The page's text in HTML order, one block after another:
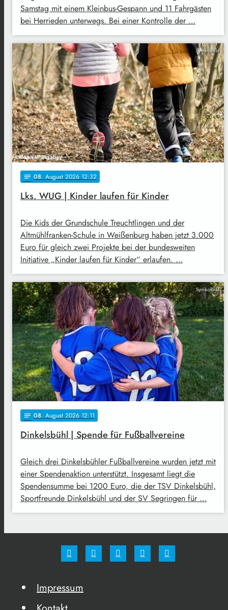
Samstag mit einem Kleinbus-Gespann und 11 Fahrgästen
bei Herrieden unterwegs. Bei einer Kontrolle der …
Symbolbild
notes 08. August 2026 12:32
Lks. WUG | Kinder laufen für Kinder
Die Kids der Grundschule Treuchtlingen und der
Altmühlfranken-Schule in Weißenburg haben jetzt 3.000
Euro für gleich zwei Projekte bei der bundesweiten
Initiative „Kinder laufen für Kinder“ erlaufen. …
Symbolbild
notes 08. August 2026 12:11
Dinkelsbühl | Spende für Fußballvereine
Gleich drei Dinkelsbühler Fußballvereine wurden jetzt mit
einer Spendenaktion unterstützt. Insgesamt liegt die
Spendensumme bei 1200 Euro, die der TSV Dinkelsbühl,
Sportfreunde Dinkelsbühl und der SV Segringen für …
Impressum